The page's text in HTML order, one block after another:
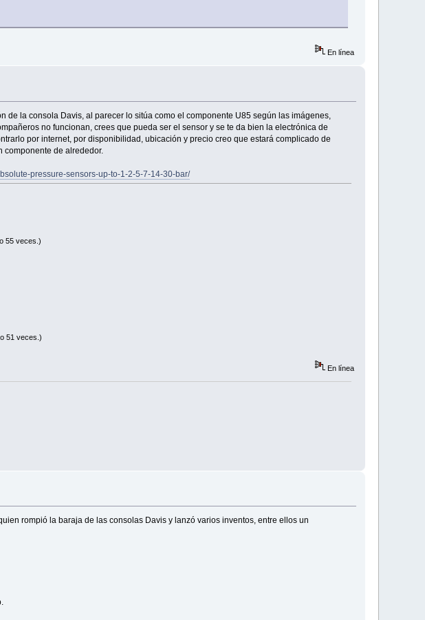
En línea
de la consola Davis, al parecer lo sitúa como el componente U85 según las imágenes,
no funcionan, crees que pueda ser el sensor y se te da bien la electrónica de
por internet, por disponibilidad, ubicación y precio creo que estará complicado de
componente de alrededor.
pressure-sensors-up-to-1-2-5-7-14-30-bar/
55 veces.)
51 veces.)
En línea
rompió la baraja de las consolas Davis y lanzó varios inventos, entre ellos un